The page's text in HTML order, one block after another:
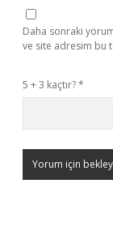
Daha sonraki
ve site adresim bu
5 + 3 kaçtır?*